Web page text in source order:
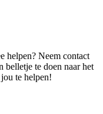
helpen? Neem contact
belletje te doen naar het
te helpen!